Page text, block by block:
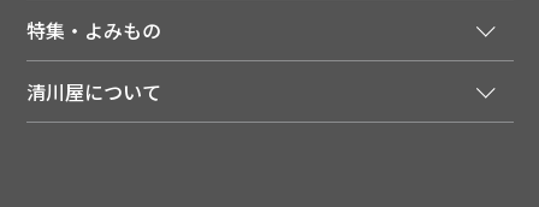
送料について
配達日について
返品について
店舗・ECポイント共通アプリ
LINEお友だち登録
会員特典について
注文履歴
特集・よみもの
メディア掲載商品
清川屋について